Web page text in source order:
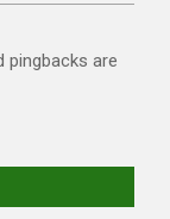
pingbacks are